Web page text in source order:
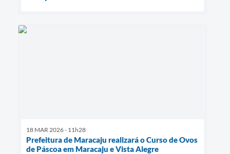
18 MAR 2026 - 11h28
Prefeitura de Maracaju realizará o Curso de Ovos
de Páscoa em Maracaju e Vista Alegre